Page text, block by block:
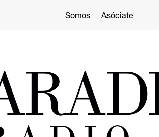
Somos Asóciate